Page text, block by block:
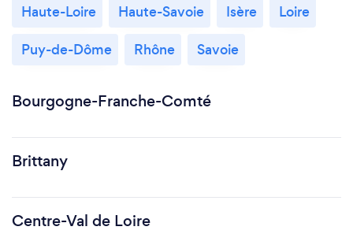
Haute-Loire
Haute-Savoie Isère
Loire
Puy-de-Dôme
Rhône Savoie
Bourgogne-Franche-Comté
Brittany
Centre-Val de Loire